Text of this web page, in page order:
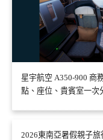
星宇航空 A350-900 商
點、座位、貴賓室一次
2026東南亞暑假親子